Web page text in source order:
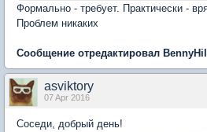
Формально - требует. Практически -
Проблем никаких
Сообщение отредактировал
asviktory
07 Apr 2016
Соседи, добрый день!